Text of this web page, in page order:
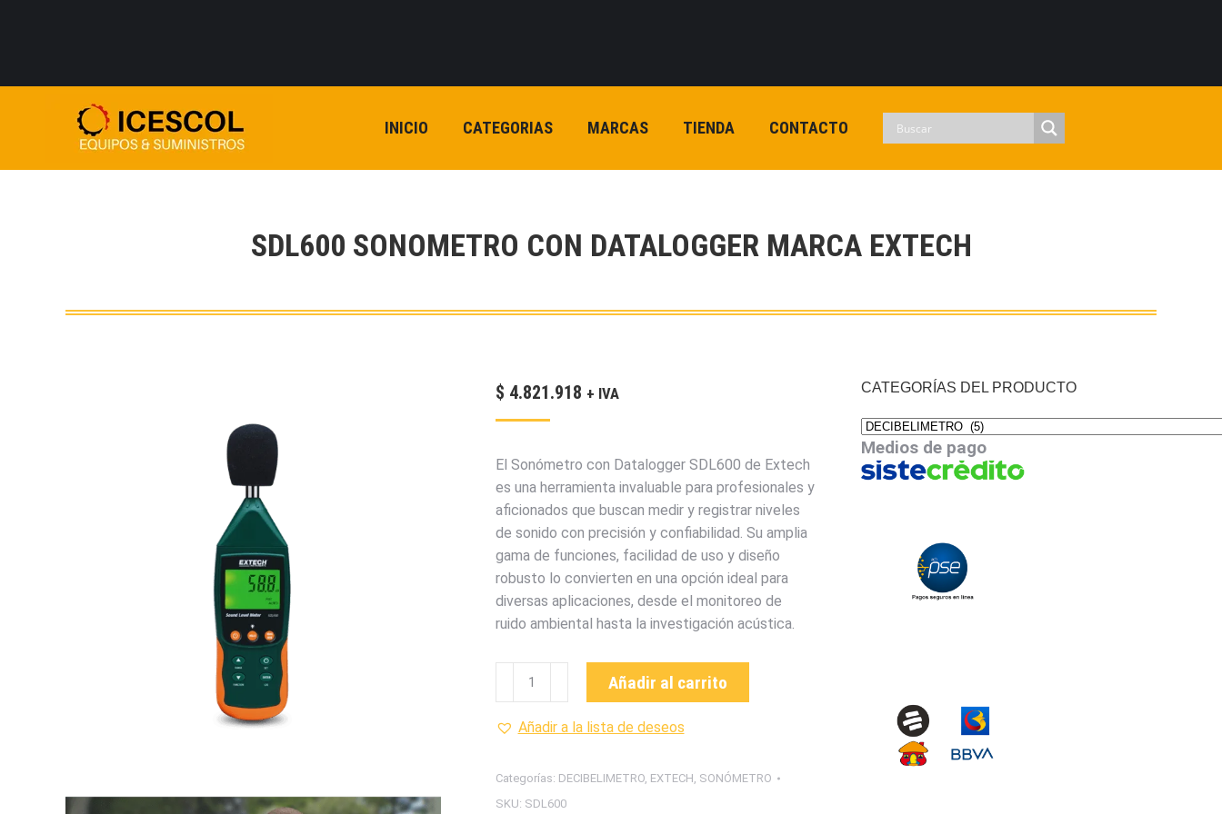
INICIO CATEGORIAS MARCAS TIENDA CONTACTO
SDL600 SONOMETRO CON DATALOGGER MARCA EXTECH
$ 4.821.918 + IVA
El Sonómetro con Datalogger SDL600 de Extech
es una herramienta invaluable para profesionales y
aficionados que buscan medir y registrar niveles
de sonido con precisión y confiabilidad. Su amplia
gama de funciones, facilidad de uso y diseño
robusto lo convierten en una opción ideal para
diversas aplicaciones, desde el monitoreo de
ruido ambiental hasta la investigación acústica.
SDL600
CON
EXTECH
cantidad
Añadir al carrito
Añadir a la lista de deseos
Categorías: DECIBELIMETRO, EXTECH, SONÓMETRO
SKU: SDL600
CATEGORÍAS DEL PRODUCTO
Medios de pago